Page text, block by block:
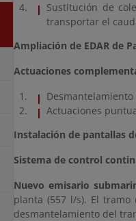
Sustitución de
transportar el
Ampliación de EDAR de
Actuaciones
Actuaciones
Instalación de pantallas
Sistema de control
Nuevo emisario
planta (557 l/s). El
desmantelamiento del